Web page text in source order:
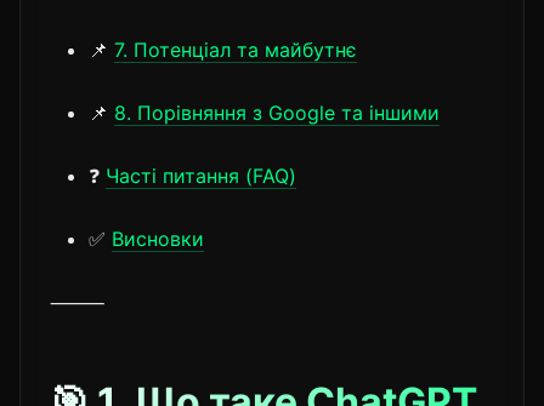
📌 7. Потенціал та майбутнє
📌 8. Порівняння з Google та іншими
❓ Часті питання (FAQ)
✅ Висновки
⸻